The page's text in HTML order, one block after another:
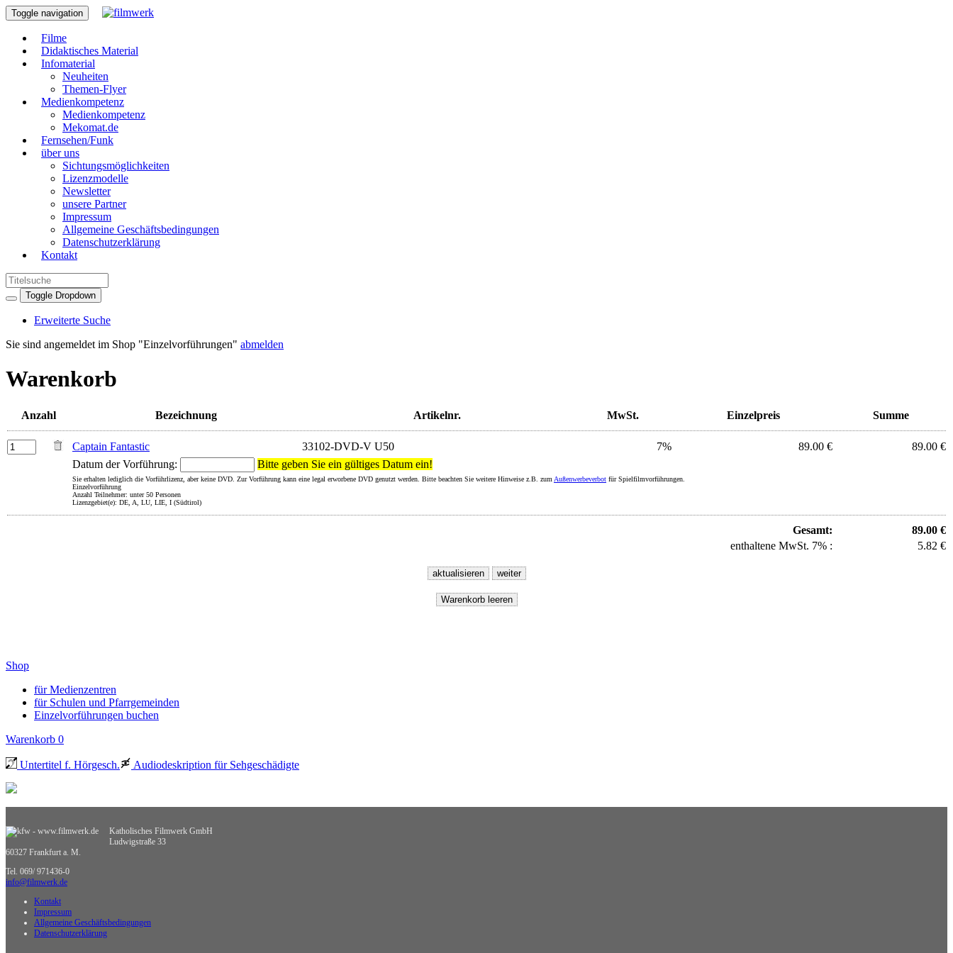
Toggle navigation
Filme
Didaktisches Material
Infomaterial
Neuheiten
Themen-Flyer
Medienkompetenz
Medienkompetenz
Mekomat.de
Fernsehen/Funk
über uns
Sichtungsmöglichkeiten
Lizenzmodelle
Newsletter
unsere Partner
Impressum
Allgemeine Geschäftsbedingungen
Datenschutzerklärung
Kontakt
Toggle Dropdown
Erweiterte Suche
Sie sind angemeldet im Shop "Einzelvorführungen" abmelden
Warenkorb
Anzahl Bezeichnung Artikelnr. MwSt. Einzelpreis Summe
Captain Fantastic 33102-DVD-V U50 7% 89.00 €
89.00 €
Datum der Vorführung:
Bitte geben Sie ein gültiges Datum ein!
Sie erhalten lediglich die Vorführlizenz, aber keine DVD. Zur Vorführung kann eine legal erworbene DVD genutzt werden. Bitte beachten Sie weitere Hinweise z.B. zum Außenwerbeverbot für Spielfilmvorführungen.
Einzelvorführung
Anzahl Teilnehmer: unter 50 Personen
Lizenzgebiet(e): DE, A, LU, LIE, I (Südtirol)
Gesamt:
89.00 €
enthaltene MwSt. 7% :
5.82 €
Shop
für Medienzentren
für Schulen und Pfarrgemeinden
Einzelvorführungen buchen
Warenkorb 0
Untertitel f. Hörgesch. Audiodeskription für Sehgeschädigte
Katholisches Filmwerk GmbH
Ludwigstraße 33
60327 Frankfurt a. M.
Tel. 069/ 971436-0
info@filmwerk.de
Kontakt
Impressum
Allgemeine Geschäftsbedingungen
Datenschutzerklärung